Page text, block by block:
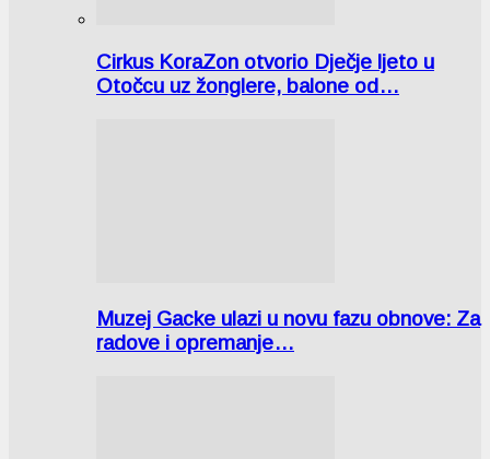
Cirkus KoraZon otvorio Dječje ljeto u
Otočcu uz žonglere, balone od…
Muzej Gacke ulazi u novu fazu obnove: Za
radove i opremanje…